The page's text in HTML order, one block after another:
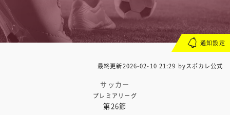
最終更新2026-02-10 21:29 byスポカレ公式
サッカー
プレミアリーグ
第26節
通知設定